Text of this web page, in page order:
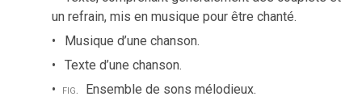
un refrain, mis en musique pour être chanté.
Musique d’une chanson.
Texte d’une chanson.
fig. Ensemble de sons mélodieux.